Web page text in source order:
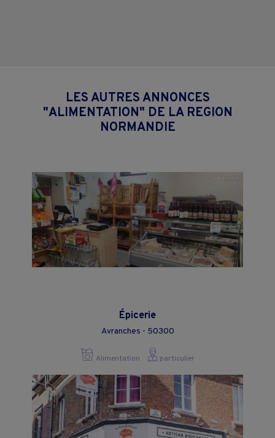
LES AUTRES ANNONCES
"ALIMENTATION" DE LA REGION
NORMANDIE
Épicerie
Avranches - 50300
Alimentation particulier